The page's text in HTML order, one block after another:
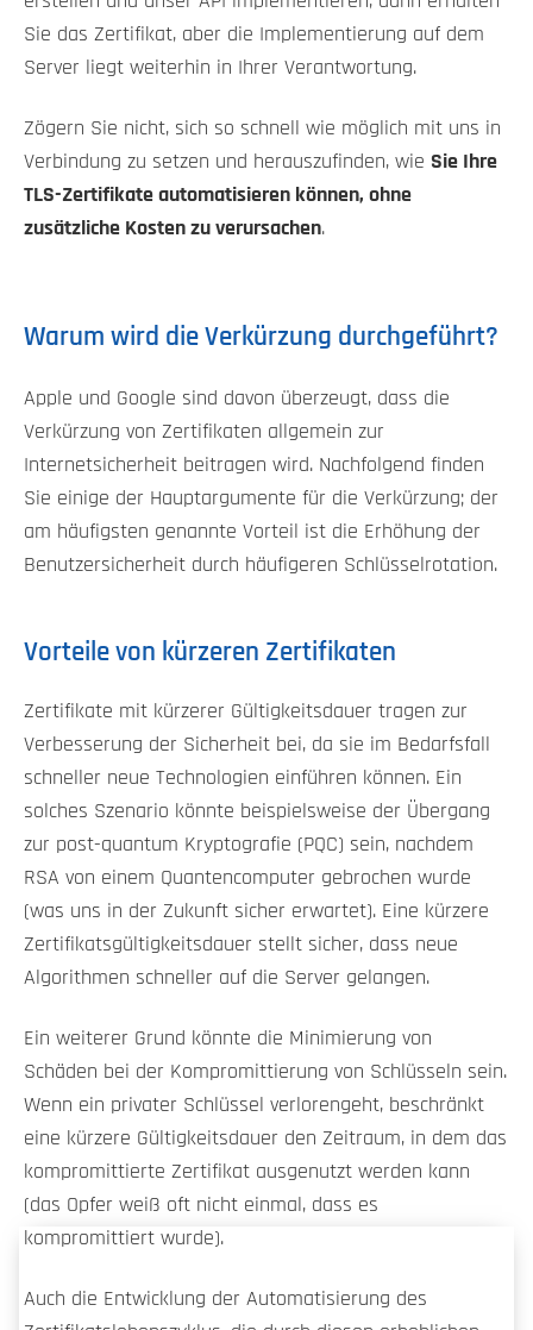
Sie das Zertifikat, aber die Implementierung auf dem
Server liegt weiterhin in Ihrer Verantwortung.
Zögern Sie nicht, sich so schnell wie möglich mit uns in
Verbindung zu setzen und herauszufinden, wie Sie Ihre
TLS-Zertifikate automatisieren können, ohne
zusätzliche Kosten zu verursachen.
Warum wird die Verkürzung durchgeführt?
Apple und Google sind davon überzeugt, dass die
Verkürzung von Zertifikaten allgemein zur
Internetsicherheit beitragen wird. Nachfolgend finden
Sie einige der Hauptargumente für die Verkürzung; der
am häufigsten genannte Vorteil ist die Erhöhung der
Benutzersicherheit durch häufigeren Schlüsselrotation.
Vorteile von kürzeren Zertifikaten
Zertifikate mit kürzerer Gültigkeitsdauer tragen zur
Verbesserung der Sicherheit bei, da sie im Bedarfsfall
schneller neue Technologien einführen können. Ein
solches Szenario könnte beispielsweise der Übergang
zur post-quantum Kryptografie (PQC) sein, nachdem
RSA von einem Quantencomputer gebrochen wurde
(was uns in der Zukunft sicher erwartet). Eine kürzere
Zertifikatsgültigkeitsdauer stellt sicher, dass neue
Algorithmen schneller auf die Server gelangen.
Ein weiterer Grund könnte die Minimierung von
Schäden bei der Kompromittierung von Schlüsseln sein.
Wenn ein privater Schlüssel verlorengeht, beschränkt
eine kürzere Gültigkeitsdauer den Zeitraum, in dem das
kompromittierte Zertifikat ausgenutzt werden kann
(das Opfer weiß oft nicht einmal, dass es
kompromittiert wurde).
Auch die Entwicklung der Automatisierung des